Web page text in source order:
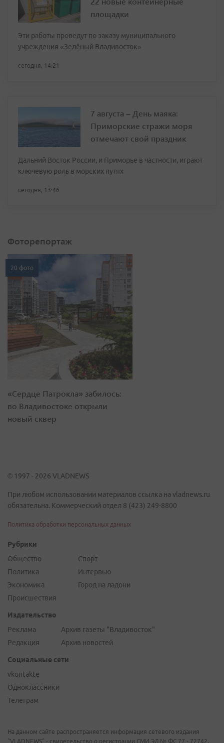
площадки
Эти работы проведут по заказу муниципального
учреждения «Зелёный Владивосток»
сегодня, 14:21
7 августа – День маяка:
Приморские стражи моря
отмечают свой праздник
Дальний Восток России, и Приморье в частности, играют
ключевую роль в морских путях
сегодня, 13:46
Фоторепортаж
20 фото
«Сердце Патрокла» забилось:
во Владивостоке открыли
новый сквер
© 1997 - 2026 VLADNEWS
При любом использовании материалов ссылка на vladnews.ru
обязательна. Коммерческий отдел 8 (423) 249-8800
Политика обработки персональных данных
Рубрики
Общество
Политика
Экономика
Происшествия
Спорт
Интервью
Город на ладони
Издательство
Реклама
Редакция
Архив газеты "Владивосток"
Архив новостей
Социальные сети
vkontakte
Одноклассники
Телеграм
На данном сайте распространяется информация сетевого издания
"VLADNEWS" - свидетельство о регистрации СМИ ЭЛ № ФС 77 - 72742,